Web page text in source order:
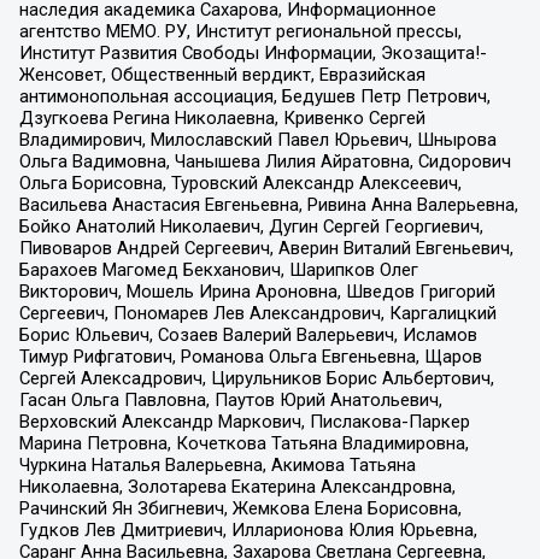
наследия академика Сахарова, Информационное
агентство МЕМО. РУ, Институт региональной прессы,
Институт Развития Свободы Информации, Экозащита!-
Женсовет, Общественный вердикт, Евразийская
антимонопольная ассоциация, Бедушев Петр Петрович,
Дзугкоева Регина Николаевна, Кривенко Сергей
Владимирович, Милославский Павел Юрьевич, Шнырова
Ольга Вадимовна, Чанышева Лилия Айратовна, Сидорович
Ольга Борисовна, Туровский Александр Алексеевич,
Васильева Анастасия Евгеньевна, Ривина Анна Валерьевна,
Бойко Анатолий Николаевич, Дугин Сергей Георгиевич,
Пивоваров Андрей Сергеевич, Аверин Виталий Евгеньевич,
Барахоев Магомед Бекханович, Шарипков Олег
Викторович, Мошель Ирина Ароновна, Шведов Григорий
Сергеевич, Пономарев Лев Александрович, Каргалицкий
Борис Юльевич, Созаев Валерий Валерьевич, Исламов
Тимур Рифгатович, Романова Ольга Евгеньевна, Щаров
Сергей Алексадрович, Цирульников Борис Альбертович,
Гасан Ольга Павловна, Паутов Юрий Анатольевич,
Верховский Александр Маркович, Пислакова-Паркер
Марина Петровна, Кочеткова Татьяна Владимировна,
Чуркина Наталья Валерьевна, Акимова Татьяна
Николаевна, Золотарева Екатерина Александровна,
Рачинский Ян Збигневич, Жемкова Елена Борисовна,
Гудков Лев Дмитриевич, Илларионова Юлия Юрьевна,
Саранг Анна Васильевна, Захарова Светлана Сергеевна,